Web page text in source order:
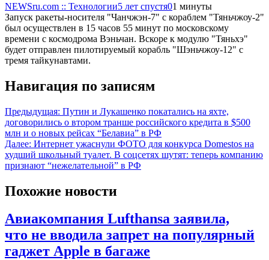
NEWSru.com :: Технологии5 лет спустя01 минуты
Запуск ракеты-носителя "Чанчжэн-7" с кораблем "Тяньчжоу-2"
был осуществлен в 15 часов 55 минут по московскому
времени с космодрома Вэньчан. Вскоре к модулю "Тяньхэ"
будет отправлен пилотируемый корабль "Шэньчжоу-12" с
тремя тайкунавтами.
Навигация по записям
Предыдущая: Путин и Лукашенко покатались на яхте,
договорились о втором транше российского кредита в $500
млн и о новых рейсах “Белавиа” в РФ
Далее: Интернет ужаснули ФОТО для конкурса Domestos на
худший школьный туалет. В соцсетях шутят: теперь компанию
признают “нежелательной” в РФ
Похожие новости
Авиакомпания Lufthansa заявила,
что не вводила запрет на популярный
гаджет Apple в багаже